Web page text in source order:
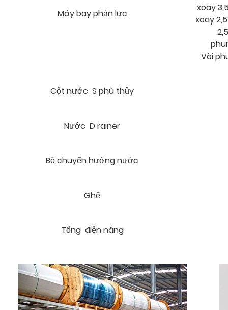
Máy bay phản lực
xoay
xoay
Vòi
Cột nước S phù thủy
Nước D rainer
Bộ chuyển hướng nước
Ghế
Tổng điện năng